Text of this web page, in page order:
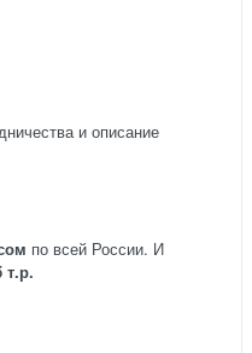
и описание
по всей России. И
т.р.